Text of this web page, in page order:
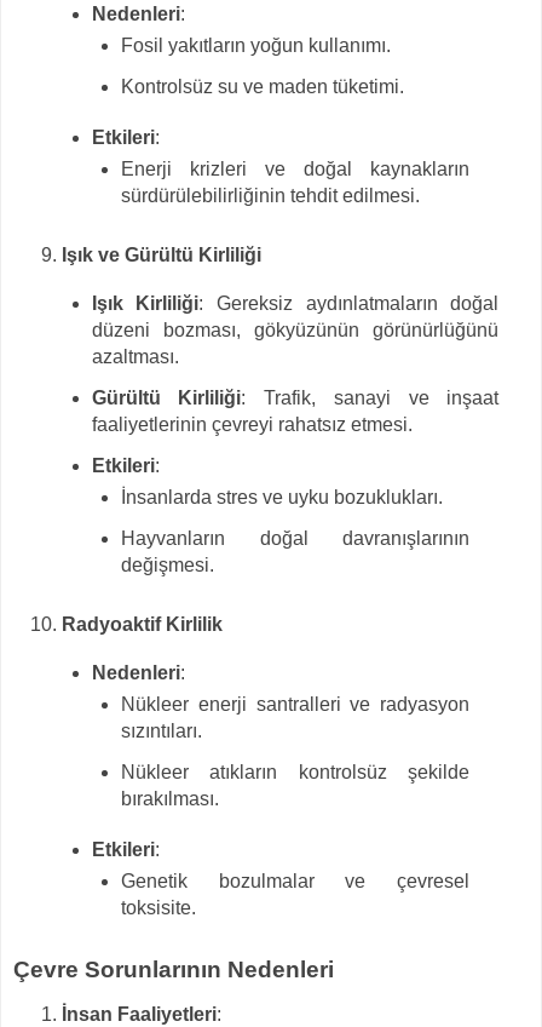
Nedenleri:
Fosil yakıtların yoğun kullanımı.
Kontrolsüz su ve maden tüketimi.
Etkileri:
Enerji krizleri ve doğal kaynakların
sürdürülebilirliğinin tehdit edilmesi.
Işık ve Gürültü Kirliliği
Işık Kirliliği: Gereksiz aydınlatmaların doğal
düzeni bozması, gökyüzünün görünürlüğünü
azaltması.
Gürültü Kirliliği: Trafik, sanayi ve inşaat
faaliyetlerinin çevreyi rahatsız etmesi.
Etkileri:
İnsanlarda stres ve uyku bozuklukları.
Hayvanların doğal davranışlarının
değişmesi.
Radyoaktif Kirlilik
Nedenleri:
Nükleer enerji santralleri ve radyasyon
sızıntıları.
Nükleer atıkların kontrolsüz şekilde
bırakılması.
Etkileri:
Genetik bozulmalar ve çevresel
toksisite.
Çevre Sorunlarının Nedenleri
İnsan Faaliyetleri: